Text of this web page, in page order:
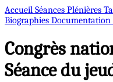
Accueil Séances Plénières
Biographies Documentation
Congrès
Séance du